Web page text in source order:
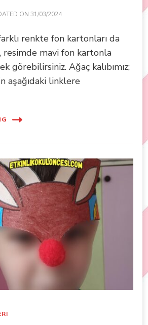
ON 31/03/2024
renkte fon kartonları da
resimde mavi fon kartonla
görebilirsiniz. Ağaç kalıbımız;
aşağıdaki linklere